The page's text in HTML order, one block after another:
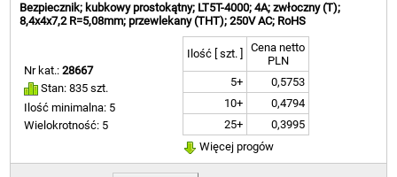
Bezpiecznik; kubkowy prostokątny; LT5T-4000; 4A; zwłoczny (T);
8,4x4x7,2 R=5,08mm; przewlekany (THT); 250V AC; RoHS
Nr kat.:28667
Stan: 835 szt.
Ilość minimalna: 5
Wielokrotność: 5
Ilość [ szt. ]
Cena netto
PLN
5+
0,5753
10+
0,4794
25+
0,3995
Więcej progów